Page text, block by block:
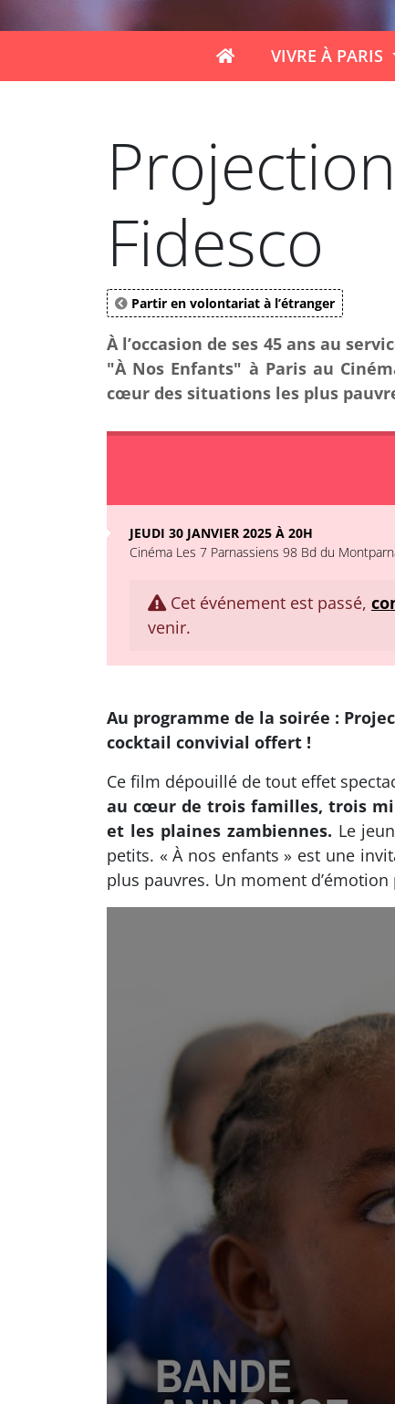
VIVRE À PARIS
Fidesco
Partir en volontariat à l’étranger
À l’occasion de ses 45 ans au
"À Nos Enfants" à Paris au
cœur des situations les plus
JEUDI 30 JANVIER 2025 À 20H
Cinéma Les 7 Parnassiens 98 Bd du
Cet événement est passé,
venir.
Au programme de la soirée :
cocktail convivial offert !
Ce film dépouillé de tout effet
au cœur de trois familles, trois
et les plaines zambiennes. Le
petits. « À nos enfants » est une
plus pauvres. Un moment d’émotion